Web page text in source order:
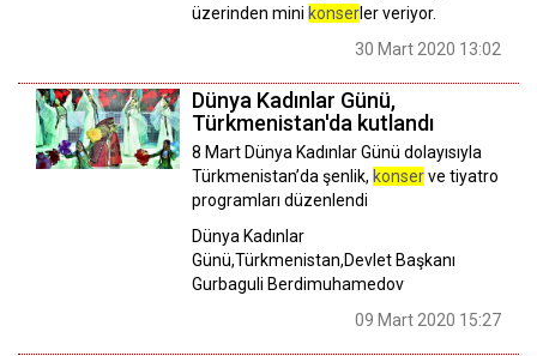
üzerinden mini konserler veriyor.
30 Mart 2020 13:02
Dünya Kadınlar Günü,
Türkmenistan'da kutlandı
8 Mart Dünya Kadınlar Günü dolayısıyla
Türkmenistan’da şenlik, konserve tiyatro
programları düzenlendi
Dünya Kadınlar
Günü,Türkmenistan,Devlet Başkanı
Gurbaguli Berdimuhamedov
09 Mart 2020 15:27